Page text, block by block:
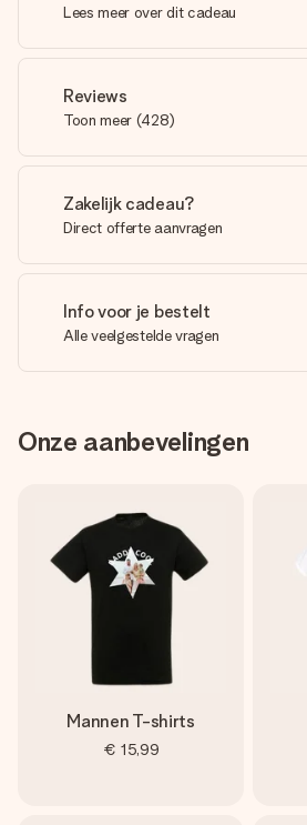
Lees meer over dit cadeau
Reviews
Toon meer (428)
Zakelijk cadeau?
Direct offerte aanvragen
Info voor je bestelt
Alle veelgestelde vragen
Onze aanbevelingen
Mannen T-shirts
€ 15,99